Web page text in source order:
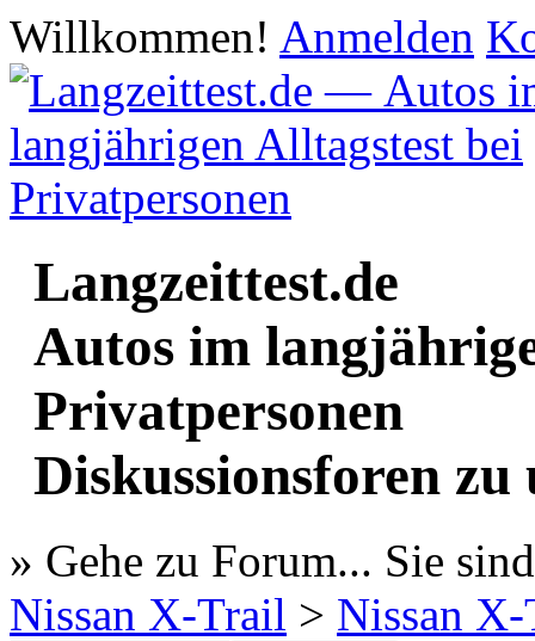
Willkommen! Anmelden
Langzeittest.de
Autos im
Privatpersonen
Diskussionsforen zu
» Gehe zu Forum... Sie
Nissan X-Trail > Nissan